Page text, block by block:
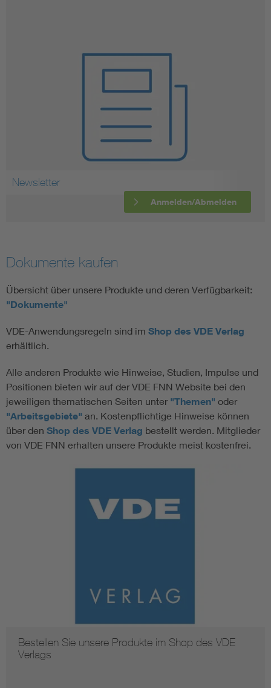
Newsletter
Anmelden/Abmelden
Dokumente kaufen
Übersicht über unsere Produkte und deren Verfügbarkeit:
"Dokumente"
VDE-Anwendungsregeln sind im Shop des VDE Verlag
erhältlich.
Alle anderen Produkte wie Hinweise, Studien, Impulse und
Positionen bieten wir auf der VDE FNN Website bei den
jeweiligen thematischen Seiten unter "Themen" oder
"Arbeitsgebiete" an. Kostenpflichtige Hinweise können
über den Shop des VDE Verlag bestellt werden. Mitglieder
von VDE FNN erhalten unsere Produkte meist kostenfrei.
Bestellen Sie unsere Produkte im Shop des VDE
Verlags